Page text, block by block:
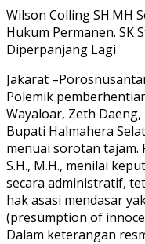
Wilson Colling SH.MH
Hukum Permanen. SK
Diperpanjang Lagi
​Jakarat
Polemik
Wayaloar, Zeth
Bupati Halmahera
menuai sorotan tajam.
S.H., M.H., menilai
secara administratif,
hak asasi mendasar
(presumption of
​Dalam keterangan